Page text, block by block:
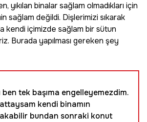
yıkılan binalar sağlam olmadıkları için
sağlam değildi. Dişlerimizi sıkarak
kendi içimizde sağlam bir sütun
Burada yapılması gereken şey
ben tek başıma engelleyemezdim.
kendi binamın
bundan sonraki konut